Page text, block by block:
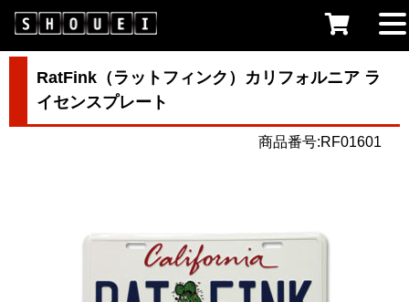
RatFink（ラットフィンク）カリフォルニア ラ
イセンスプレート
商品番号:RF01601